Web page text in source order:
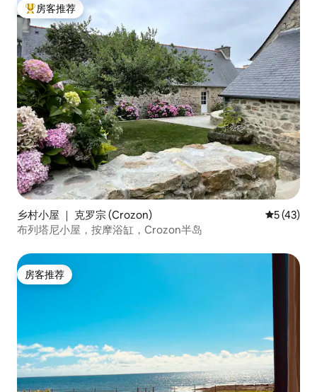
热门「房客推荐」
房客推荐
乡村小屋 ｜ 克罗宗 (Crozon) 平均评分
5 (43)
布列塔尼小屋，按摩浴缸，Crozon半岛
房客推荐
房客推荐